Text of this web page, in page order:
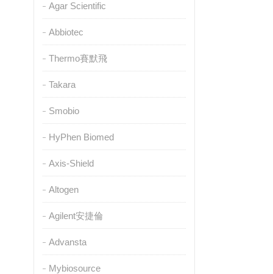
Agar Scientific
Abbiotec
Thermo賽默飛
Takara
Smobio
HyPhen Biomed
Axis-Shield
Altogen
Agilent安捷倫
Advansta
Mybiosource